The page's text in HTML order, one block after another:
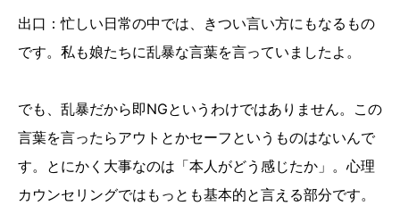
出口：忙しい日常の中では、きつい言い方にもなるもの
です。私も娘たちに乱暴な言葉を言っていましたよ。
でも、乱暴だから即NGというわけではありません。この
言葉を言ったらアウトとかセーフというものはないんで
す。とにかく大事なのは「本人がどう感じたか」。心理
カウンセリングではもっとも基本的と言える部分です。